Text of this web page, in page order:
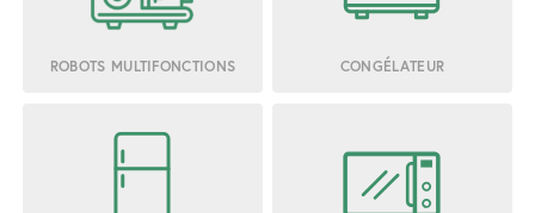
ROBOTS MULTIFONCTIONS CONGÉLATEUR